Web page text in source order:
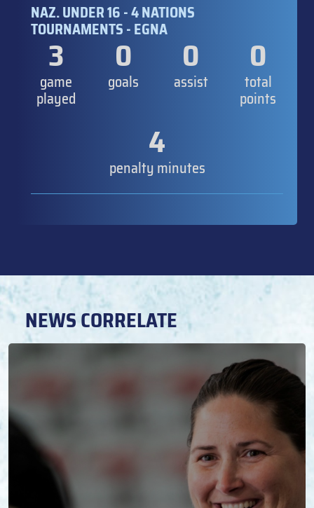
NAZ. UNDER 16 - 4 NATIONS
TOURNAMENTS - EGNA
3
game
played
0
goals
0
assist
0
total
points
4
penalty minutes
NEWS CORRELATE